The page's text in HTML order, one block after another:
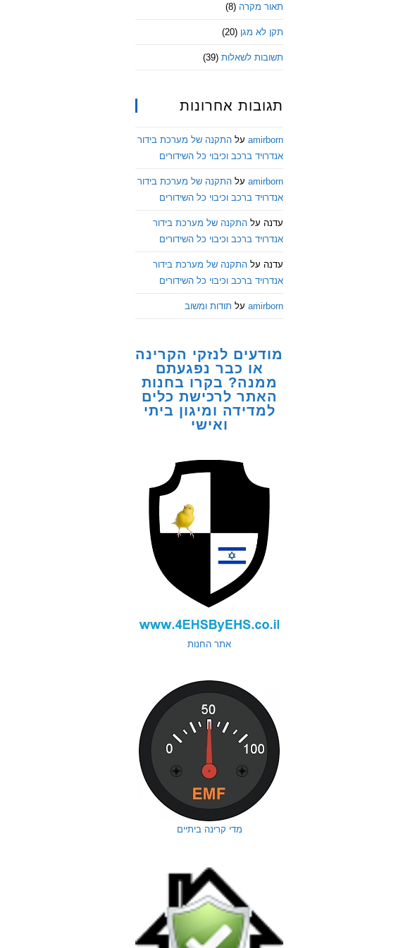
תאור מקרה (8)
תקן לא מגן (20)
תשובות לשאלות (39)
תגובות אחרונות
amirborn על התקנה של מערכת בידור
אנדרויד ברכב וכיבוי כל השידורים
amirborn על התקנה של מערכת בידור
אנדרויד ברכב וכיבוי כל השידורים
עדנה על התקנה של מערכת בידור
אנדרויד ברכב וכיבוי כל השידורים
עדנה על התקנה של מערכת בידור
אנדרויד ברכב וכיבוי כל השידורים
amirborn על תודות ומשוב
מודעים לנזקי הקרינה
או כבר נפגעתם
ממנה? בקרו בחנות
האתר לרכישת כלים
למדידה ומיגון ביתי
ואישי
אתר החנות
מדי קרינה ביתיים